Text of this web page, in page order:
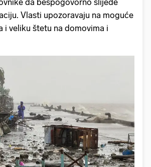
da bespogovorno slijede
Vlasti upozoravaju na moguće
i veliku štetu na domovima i